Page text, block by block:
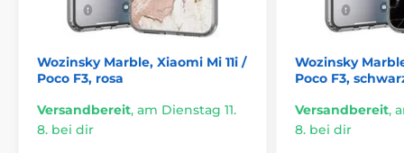
die Hülle nicht öffnen, wenn Sie Benachrichtigungen,
die Uhrzeit oder Nachrichten sehen möchten. Ebenso
es ist jedoch erforderlich, stärkeren Fingerdruck
auszuüben und funktioniert nicht für alle installierten
Wozinsky Marble, Xiaomi Mi 11i /
Poco F3, rosa
Versandbereit, am Dienstag 11.
8. bei dir
Wozinsky
Poco F3,
Versandbereit,
8. bei dir